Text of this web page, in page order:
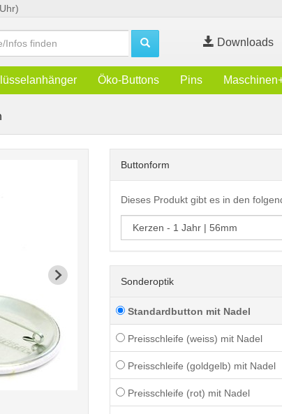
Downloads
Öko-Buttons Pins
< /picture>
Buttonform
Dieses Produkt gibt es in den
Sonderoptik
Standardbutton mit Nadel
Preisschleife (weiss) mit Nadel
Preisschleife (goldgelb) mit Nadel
Preisschleife (rot) mit Nadel